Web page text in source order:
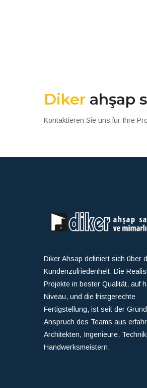
Diker ahşap
Kontaktieren Sie uns für Ihre
Diker Ahsap definiert sich über
Kundenzufriedenheit. Die
Projekte in bester Qualität, auf
Niveau, und die fristgerechte
Fertigstellung, ist seit der
Anspruch des Teams aus
Architekten, Ingenieure,
Handwerksmeistern.